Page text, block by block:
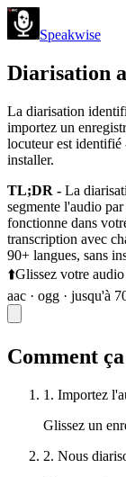
Speakwise
Diarisation
La diarisation
importez un
locuteur est identifié
installer.
TL;DR - La
segmente l'audio
fonctionne dans
transcription avec
90+ langues, sans
⬆️Glissez votre
aac · ogg · jusqu'à
Comment
1. Importez
Glissez un
2. Nous